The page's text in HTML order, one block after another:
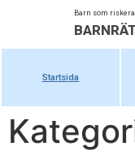
Barn som
Startsida